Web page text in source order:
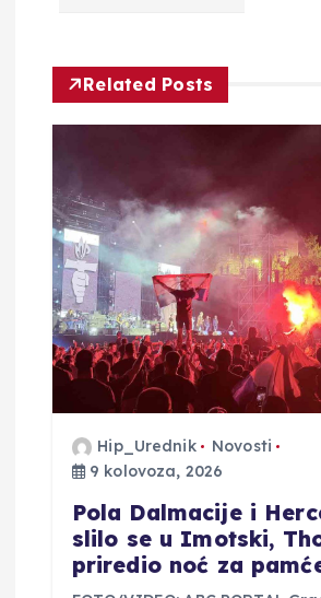
a
o
b
a
v
Related Posts
Hip_Urednik
Novosti
9 kolovoza, 2026
Pola Dalmacije i
slilo se u Imotski,
priredio noć za